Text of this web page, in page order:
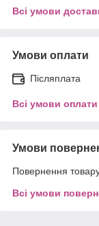
Всі умови
Умови оплати
Післяплата
Всі умови оплати
Умови
Повернення
Всі умови